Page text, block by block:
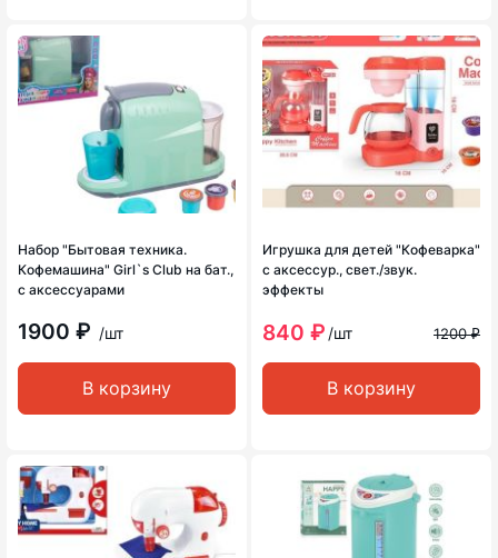
Набор "Бытовая техника.
Кофемашина" Girl`s Club на бат.,
с аксессуарами
1900 ₽ /шт
В корзину
Игрушка для детей "Кофеварка"
с аксессур., свет./звук.
эффекты
840 ₽ /шт 1200 ₽
В корзину